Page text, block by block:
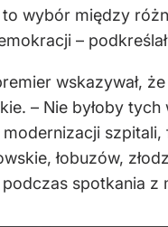
to wybór między
–
wskazywał,
– Nie byłoby
łobuzów,
spotkania z